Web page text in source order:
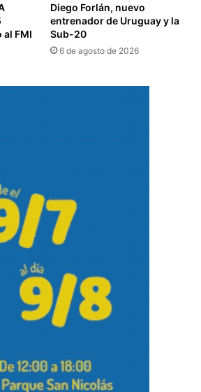
FMI
Diego Forlán, nuevo
entrenador de Uruguay y la
Sub-20
6 de agosto de 2026